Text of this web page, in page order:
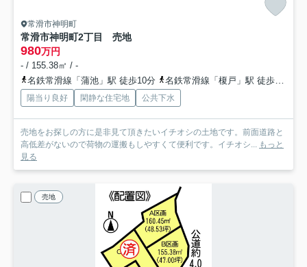
常滑市神明町
常滑市神明町2丁目 売地
980万円
- / 155.38㎡ / -
名鉄常滑線「蒲池」駅 徒歩10分
名鉄常滑線「榎戸」駅 徒歩13分
陽当り良好 閑静な住宅地 公共下水
売地をお探しの方に是非見て頂きたいイチオシの土地です。前面道路と
高低差がないので荷物の運搬もしやすくて便利です。イチオシ... もっと
見る
売地